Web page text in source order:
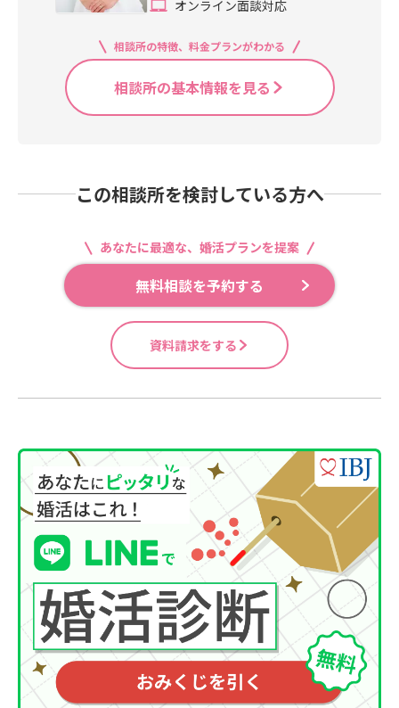
オンライン面談対応
相談所の特徴、料金プランがわかる
相談所の基本情報を見る
この相談所を検討している方へ
あなたに最適な、婚活プランを提案
無料相談を予約する
資料請求をする